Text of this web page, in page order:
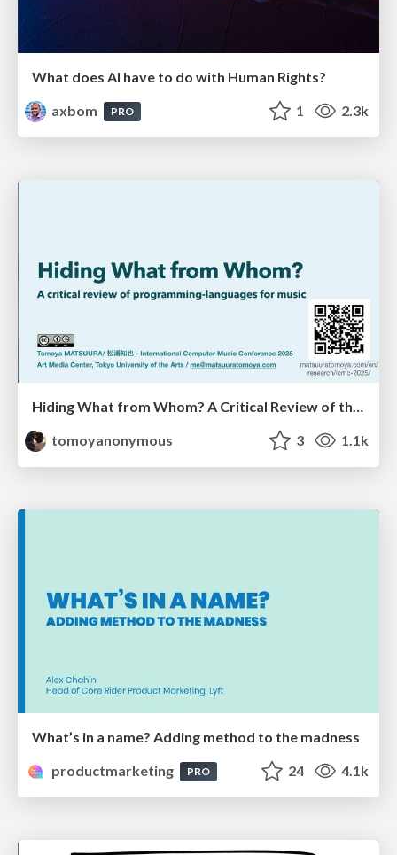
What does AI have to do with Human Rights?
axbom
PRO 1 2.3k
Hiding What from Whom? A Critical Review of the History of Programming languages for Music
tomoyanonymous
3 1.1k
What’s in a name? Adding method to the madness
productmarketing
PRO 24 4.1k